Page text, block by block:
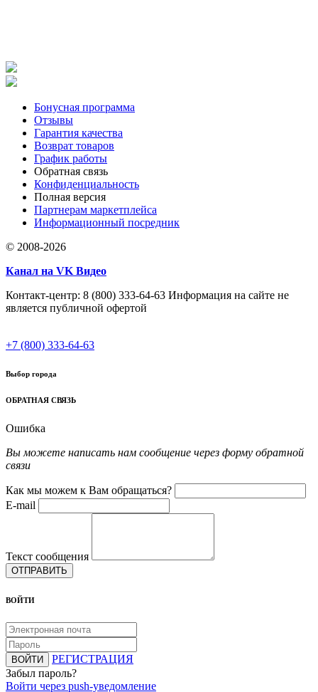
Бонусная программа
Отзывы
Гарантия качества
Возврат товаров
График работы
Обратная связь
Конфиденциальность
Полная версия
Партнерам маркетплейса
Информационный посредник
© 2008-2026
Канал на VK Видео
Контакт-центр: 8 (800) 333-64-63 Информация на сайте не
является публичной офертой
+7 (800) 333-64-63
Выбор города
ОБРАТНАЯ СВЯЗЬ
Ошибка
Вы можете написать нам сообщение через форму обратной
связи
Как мы можем к Вам обращаться?
E-mail
Текст сообщения
ОТПРАВИТЬ
ВОЙТИ
ВОЙТИ
РЕГИСТРАЦИЯ
Забыл пароль?
Войти через push-уведомление